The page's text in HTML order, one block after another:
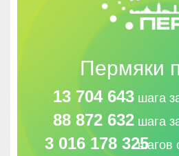
Пермяки
13 704 643 шага
88 872 632 шага
3 016 178 325шагов